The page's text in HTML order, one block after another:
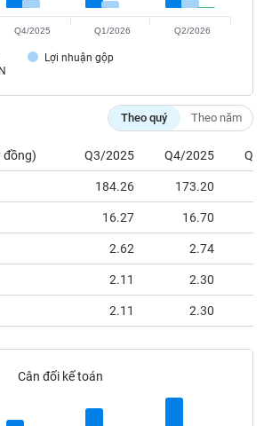
Lợi nhuận gộp
Q4/2025 Q1/2026 Q2/2026
Theo quý Theo năm
đồng) Q3/2025 Q4/2025
184.26 173.20
16.27 16.70
2.62 2.74
2.11 2.30
2.11 2.30
Cân đối kế toán